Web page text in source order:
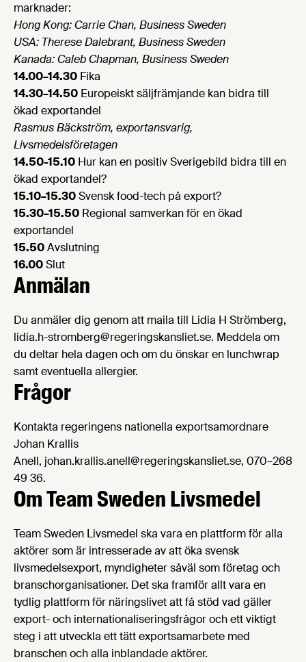
marknader:
Hong Kong: Carrie Chan, Business Sweden
USA: Therese Dalebrant, Business Sweden
Kanada: Caleb Chapman, Business Sweden
14.00–14.30 Fika
14.30–14.50 Europeiskt säljfrämjande kan bidra till
ökad exportandel
Rasmus Bäckström, exportansvarig,
Livsmedelsföretagen
14.50-15.10 Hur kan en positiv Sverigebild bidra till en
ökad exportandel?
15.10–15.30Svensk food-tech på export?
15.30–15.50 Regional samverkan för en ökad
exportandel
15.50Avslutning
16.00Slut
Anmälan
Du anmäler dig genom att maila till Lidia H Strömberg,
lidia.h-stromberg@regeringskansliet.se. Meddela om
du deltar hela dagen och om du önskar en lunchwrap
samt eventuella allergier.
Frågor
Kontakta regeringens nationella exportsamordnare
Johan Krallis
Anell, johan.krallis.anell@regeringskansliet.se, 070–268
49 36.
Om Team Sweden Livsmedel
Team Sweden Livsmedel ska vara en plattform för alla
aktörer som är intresserade av att öka svensk
livsmedelsexport, myndigheter såväl som företag och
branschorganisationer. Det ska framför allt vara en
tydlig plattform för näringslivet att få stöd vad gäller
export- och internationaliseringsfrågor och ett viktigt
steg i att utveckla ett tätt exportsamarbete med
branschen och alla inblandade aktörer.